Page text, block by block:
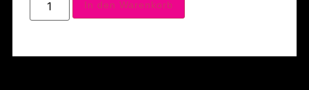
In den Warenkorb